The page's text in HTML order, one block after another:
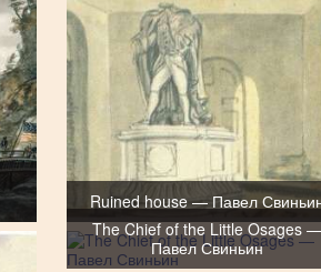
Ruined house — Павел
The Chief of the Little Osages
Павел Свиньин